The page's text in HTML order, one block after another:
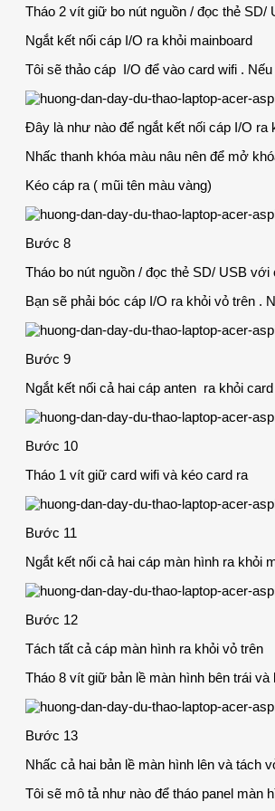
Tháo 2 vít giữ bo nút nguồn / đọc thẻ SD/
Ngắt kết nối cáp I/O ra khỏi mainboard
Tôi sẽ thảo cáp I/O để vào card wifi .
Đây là như nào để ngắt kết nối cáp I/O ra
Nhấc thanh khóa màu nâu nên để mở
Kéo cáp ra ( mũi tên màu vàng)
Bước 8
Tháo bo nút nguồn / đọc thẻ SD/ USB
Bạn sẽ phải bóc cáp I/O ra khỏi vỏ trên .
Bước 9
Ngắt kết nối cả hai cáp anten ra khỏi
Bước 10
Tháo 1 vít giữ card wifi và kéo card ra
Bước 11
Ngắt kết nối cả hai cáp màn hình ra khỏi
Bước 12
Tách tất cả cáp màn hình ra khỏi vỏ trên
Tháo 8 vít giữ bản lề màn hình bên trái và
Bước 13
Nhấc cả hai bản lề màn hình lên và tách
Tôi sẽ mô tả như nào để tháo panel màn